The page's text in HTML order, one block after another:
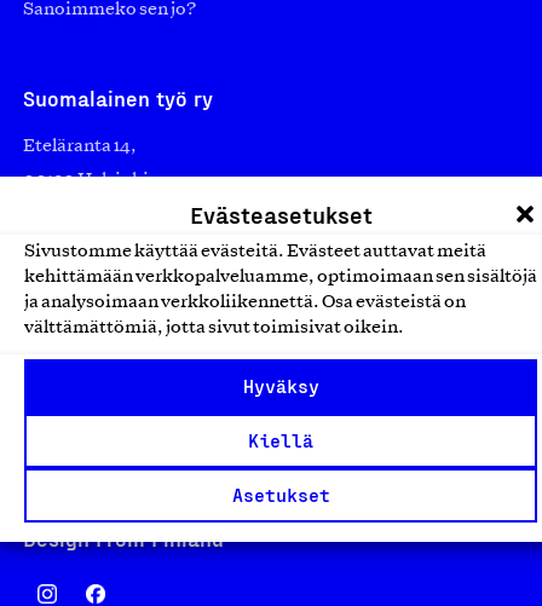
Evästeasetukset
Sivustomme käyttää evästeitä. Evästeet auttavat meitä
kehittämään verkkopalveluamme, optimoimaan sen sisältöjä
ja analysoimaan verkkoliikennettä. Osa evästeistä on
välttämättömiä, jotta sivut toimisivat oikein.
Hyväksy
Kiellä
Asetukset
Sanoimmeko sen jo?
Suomalainen työ ry
Eteläranta 14,
00130 Helsinki
asiakaspalvelu@suomalainentyo.fi
laskutus@suomalainentyo.fi
Avainlippu
Design From Finland